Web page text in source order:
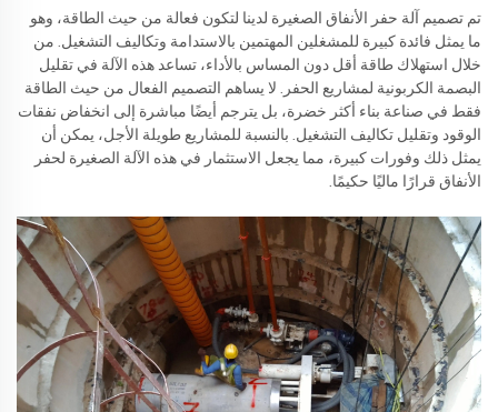
تم تصميم آلة حفر الأنفاق الصغيرة لدينا لتكون فعالة من حيث الطاقة، وهو
ما يمثل فائدة كبيرة للمشغلين المهتمين بالاستدامة وتكاليف التشغيل. من
خلال استهلاك طاقة أقل دون المساس بالأداء، تساعد هذه الآلة في تقليل
البصمة الكربونية لمشاريع الحفر. لا يساهم التصميم الفعال من حيث الطاقة
فقط في صناعة بناء أكثر خضرة، بل يترجم أيضًا مباشرة إلى انخفاض نفقات
الوقود وتقليل تكاليف التشغيل. بالنسبة للمشاريع طويلة الأجل، يمكن أن
يمثل ذلك وفورات كبيرة، مما يجعل الاستثمار في هذه الآلة الصغيرة لحفر
الأنفاق قرارًا ماليًا حكيمًا.